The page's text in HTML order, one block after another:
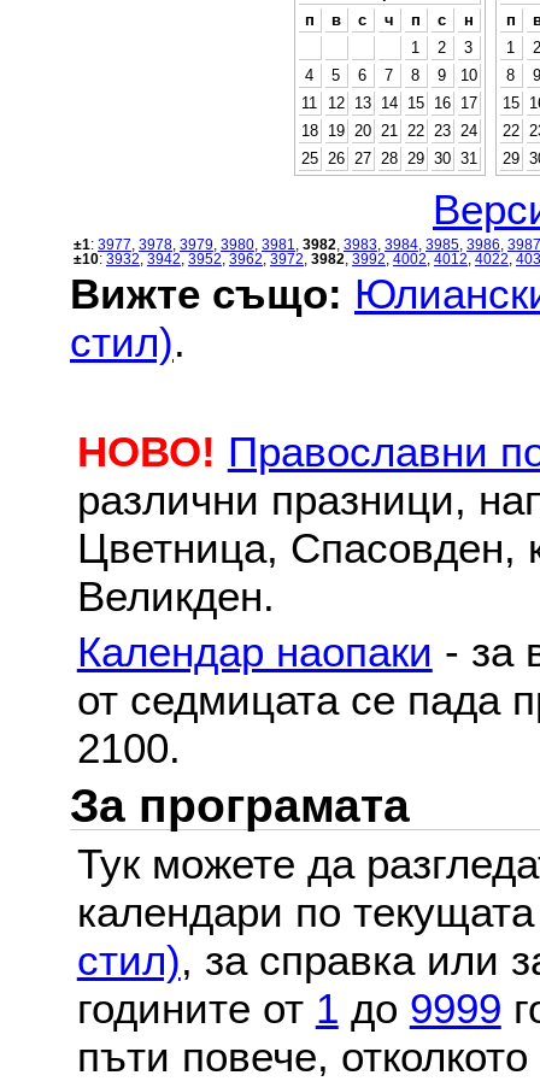
п
в с ч п с
н
1
2
3
4
5 6 7 8 9
10
11
12 13 14 15 16
17
18
19 20 21 22 23
24
25
26 27 28 29 30 31
п
1
2
8
9
15
22
29
±1: 3977 3978 3979 3980 3981 3982 3983 3984 3985 3986 3987
±10: 3932 3942 3952 3962 3972 3982 3992 4002 4012 4022
Вижте също:
стил).
НОВО! Православни
различни празници,
Цветница, Спасовден,
Великден.
Календар наопаки - за
от седмицата се пада
2100.
За програмата
Тук можете да
календари по
стил), за справка или
годините от 1 до 9999
пъти повече,